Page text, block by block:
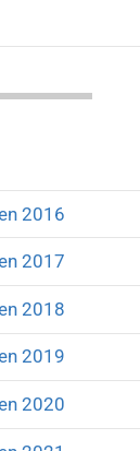
2016
2017
2018
2019
2020